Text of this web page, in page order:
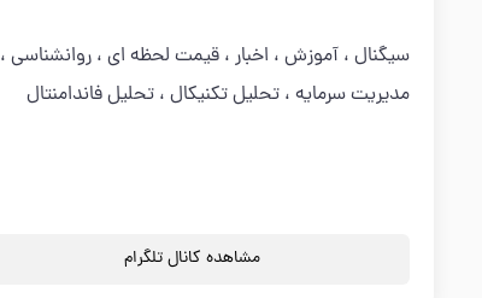
سیگنال ، آموزش ، اخبار ، قیمت لحظه ای ، روانشناسی ،
مدیریت سرمایه ، تحلیل تکنیکال ، تحلیل فاندامنتال
مشاهده کانال تلگرام